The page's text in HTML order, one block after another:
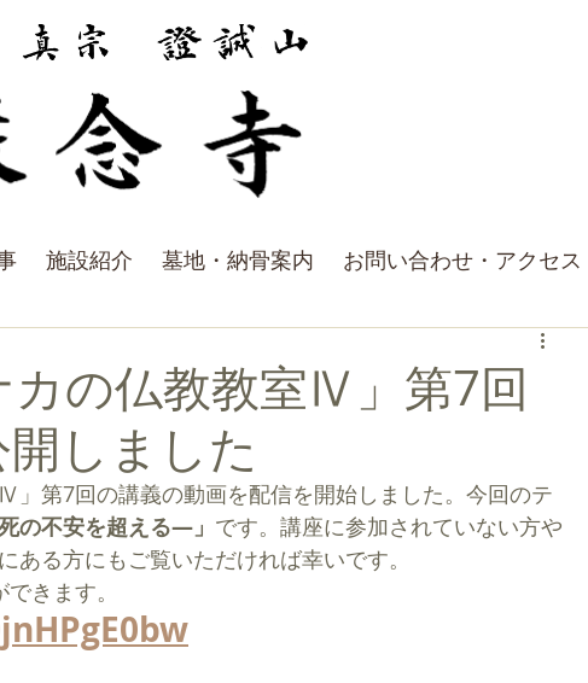
施設紹介 墓地・納骨案内 お問い合わせ・アクセス
カの仏教教室Ⅳ」第7回
しました
7回の講義の動画を配信を開始しました。 今回のテ
の不安を超える―」 です。 講座に参加されていない方や
ある方にもご覧いただければ幸いです。
きます。